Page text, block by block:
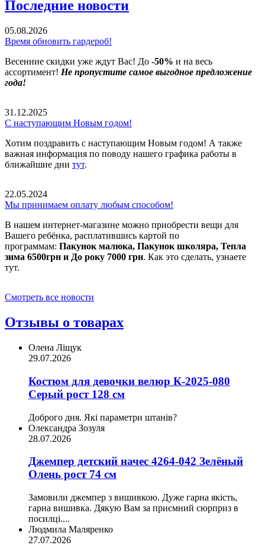
Последние новости
05.08.2026
Время обновить гардероб!
Весенние скидки уже ждут Вас! До -50% и на весь
ассортимент! Не пропустите самое выгодное предложение
года!
31.12.2025
С наступающим Новым годом!
Хотим поздравить с наступающим Новым годом! А также
важная информация по поводу нашего графика работы в
ближайшие дни тут.
22.05.2024
Мы принимаем оплату любым способом!
В нашем интернет-магазине можно приобрести вещи для
Вашего ребёнка, расплатившись картой по
программам: Пакунок малюка, Пакунок школяра, Тепла
зима 6500грн и До року 7000 грн. Как это сделать, узнаете
тут.
Смотреть все новости
Отзывы о товарах
Олена Ліщук
29.07.2026
Костюм для девочки велюр К-2025-080
Серый рост 128 см
Доброго дня. Які параметри штанів?
Олександра Зозуля
28.07.2026
Джемпер детский начес 4264-042 Зелёный
Олень рост 74 см
Замовили джемпер з вишивкою. Дуже гарна якість,
гарна вишивка. Дякую Вам за приємний сюрприз в
посилці....
Людмила Маляренко
27.07.2026